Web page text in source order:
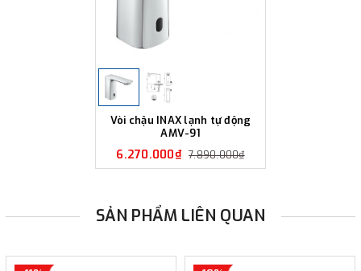
Vòi chậu INAX lạnh tự động
AMV-91
6.270.000₫ 7.890.000₫
SẢN PHẨM LIÊN QUAN